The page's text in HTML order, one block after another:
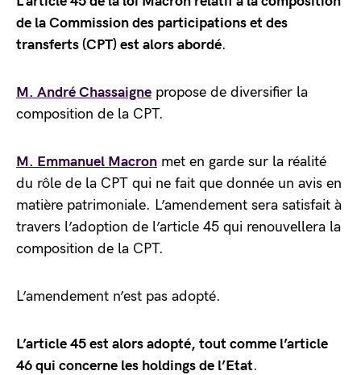
de la Commission des participations et des
transferts (CPT) est alors abordé.
M. André Chassaigne propose de diversifier la
composition de la CPT.
M. Emmanuel Macron met en garde sur la réalité
du rôle de la CPT qui ne fait que donnée un avis en
matière patrimoniale. L’amendement sera satisfait à
travers l’adoption de l’article 45 qui renouvellera la
composition de la CPT.
L’amendement n’est pas adopté.
L’article 45 est alors adopté, tout comme l’article
46 qui concerne les holdings de l’Etat.